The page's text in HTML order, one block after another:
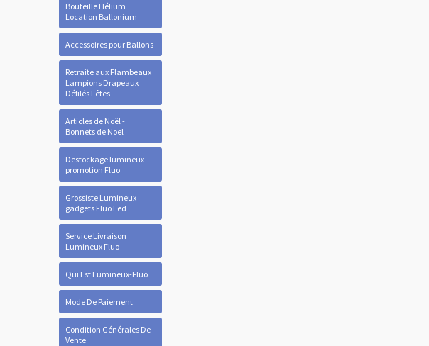
Bouteille Hélium
Location Ballonium
Accessoires pour Ballons
Retraite aux Flambeaux
Lampions Drapeaux
Défilés Fêtes
Articles de Noël -
Bonnets de Noel
Destockage lumineux-
promotion Fluo
Grossiste Lumineux
gadgets Fluo Led
Service Livraison
Lumineux Fluo
Qui Est Lumineux-Fluo
Mode De Paiement
Condition Générales De
Vente